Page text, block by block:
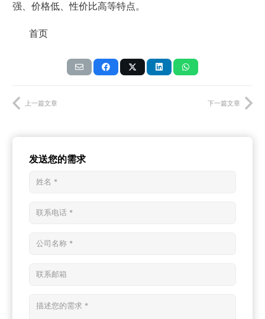
强、价格低、性价比高等特点。
首页
上一篇文章 下一篇文章
发送您的需求